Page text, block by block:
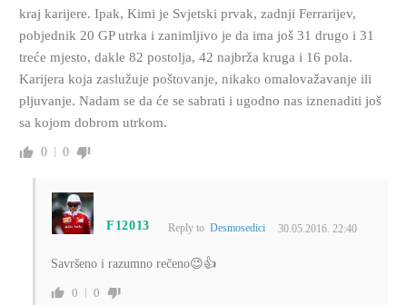
kraj karijere. Ipak, Kimi je Svjetski prvak, zadnji Ferrarijev,
pobjednik 20 GP utrka i zanimljivo je da ima još 31 drugo i 31
treće mjesto, dakle 82 postolja, 42 najbrža kruga i 16 pola.
Karijera koja zaslužuje poštovanje, nikako omalovažavanje ili
pljuvanje. Nadam se da će se sabrati i ugodno nas iznenaditi još
sa kojom dobrom utrkom.
0 0
F12013 Reply toDesmosedici 30.05.2016. 22:40
Savršeno i razumno rečeno😉👍
0 0